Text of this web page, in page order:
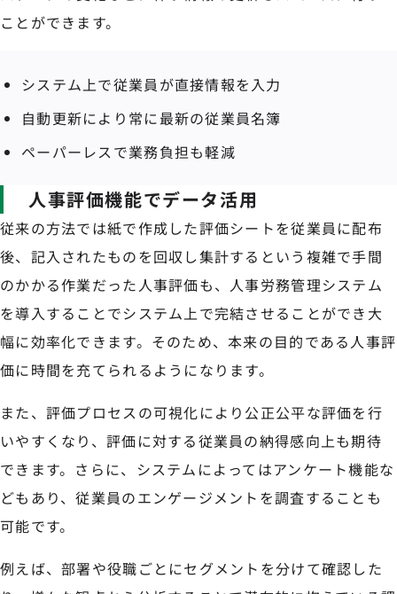
ことができます。
システム上で従業員が直接情報を入力
自動更新により常に最新の従業員名簿
ペーパーレスで業務負担も軽減
人事評価機能でデータ活用
従来の方法では紙で作成した評価シートを従業員に配布
後、記入されたものを回収し集計するという複雑で手間
のかかる作業だった人事評価も、人事労務管理システム
を導入することでシステム上で完結させることができ大
幅に効率化できます。そのため、本来の目的である人事評
価に時間を充てられるようになります。
また、評価プロセスの可視化により公正公平な評価を行
いやすくなり、評価に対する従業員の納得感向上も期待
できます。さらに、システムによってはアンケート機能な
どもあり、従業員のエンゲージメントを調査することも
可能です。
例えば、部署や役職ごとにセグメントを分けて確認した